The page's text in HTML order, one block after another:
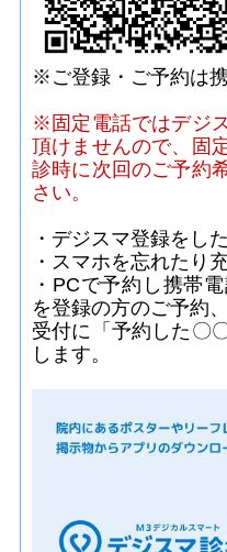
※ご登録・ご予約は
※固定電話ではデジ
頂けませんので、固
診時に次回のご予約
さい。
・デジスマ登録をし
・スマホを忘れたり
・PCで予約し携帯
を登録の方のご予約、
受付に「予約した〇
します。